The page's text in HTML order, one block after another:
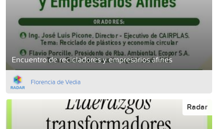
Encuentro de recicladores y empresarios afines
Florencia de Vedia
Radar